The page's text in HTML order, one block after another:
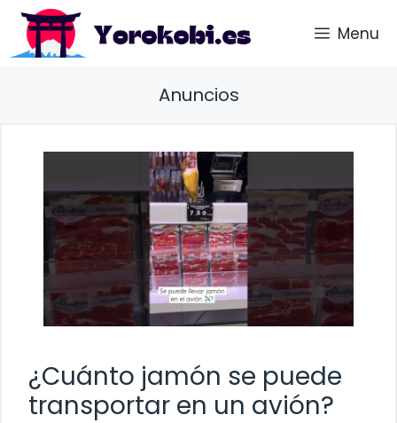
Saltar
contenido
Menu
Anuncios
¿Cuánto jamón se puede
transportar en un avión?